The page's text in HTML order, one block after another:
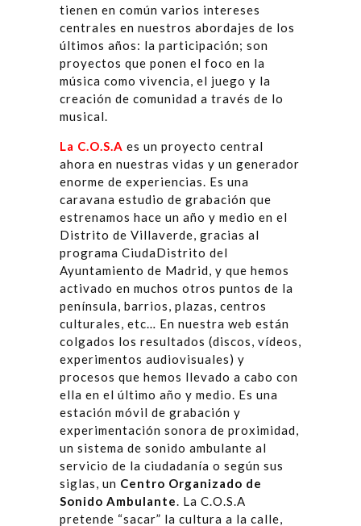
tienen en común varios intereses
centrales en nuestros abordajes de los
últimos años: la participación; son
proyectos que ponen el foco en la
música como vivencia, el juego y la
creación de comunidad a través de lo
musical.
La C.O.S.A es un proyecto central
ahora en nuestras vidas y un generador
enorme de experiencias. Es una
caravana estudio de grabación que
estrenamos hace un año y medio en el
Distrito de Villaverde, gracias al
programa CiudaDistrito del
Ayuntamiento de Madrid, y que hemos
activado en muchos otros puntos de la
península, barrios, plazas, centros
culturales, etc… En nuestra web están
colgados los resultados (discos, vídeos,
experimentos audiovisuales) y
procesos que hemos llevado a cabo con
ella en el último año y medio. Es una
estación móvil de grabación y
experimentación sonora de proximidad,
un sistema de sonido ambulante al
servicio de la ciudadanía o según sus
siglas, un Centro Organizado de
Sonido Ambulante. La C.O.S.A
pretende “sacar” la cultura a la calle,